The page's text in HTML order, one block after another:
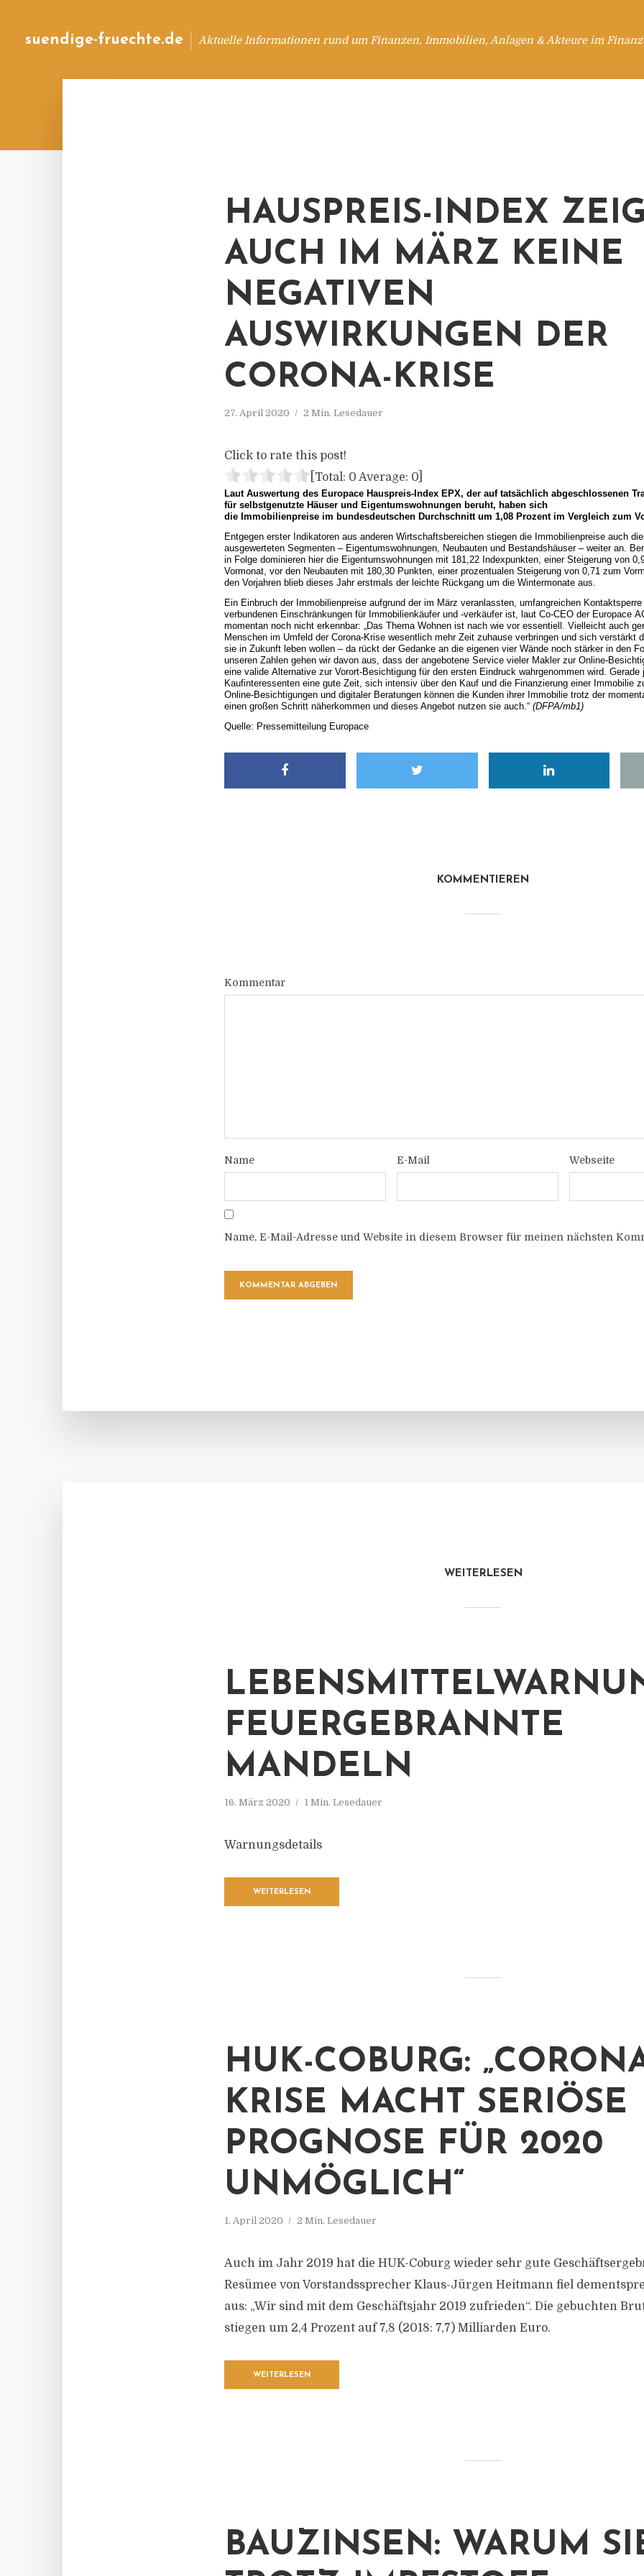
suendige-fruechte.de Aktuelle Informationen rund um Finanzen, Immobilien, Anlagen & Akteure im
HAUSPREIS-INDEX
AUCH IM MÄRZ KEINE
NEGATIVEN
AUSWIRKUNGEN DER
CORONA-KRISE
27. April 2020 2 Min. Lesedauer
Click to rate this post!
[Total: 0 Average: 0
Laut Auswertung des Europace Hauspreis-Index EPX, der auf tatsächlich abgeschlossenen
für selbstgenutzte Häuser und Eigentumswohnungen beruht, haben sich
die Immobilienpreise im bundesdeutschen Durchschnitt um 1,08 Prozent im Vergleich zum
Entgegen erster Indikatoren aus anderen Wirtschaftsbereichen stiegen die Immobilienpreise auch
ausgewerteten Segmenten – Eigentumswohnungen, Neubauten und Bestandshäuser – weiter an.
in Folge dominieren hier die Eigentumswohnungen mit 181,22 Indexpunkten, einer Steigerung von
Vormonat, vor den Neubauten mit 180,30 Punkten, einer prozentualen Steigerung von 0,71 zum
den Vorjahren blieb dieses Jahr erstmals der leichte Rückgang um die Wintermonate aus.
Ein Einbruch der Immobilienpreise aufgrund der im März veranlassten, umfangreichen
verbundenen Einschränkungen für Immobilienkäufer und -verkäufer ist, laut Co-CEO der Europace
momentan noch nicht erkennbar: „Das Thema Wohnen ist nach wie vor essentiell. Vielleicht auch
Menschen im Umfeld der Corona-Krise wesentlich mehr Zeit zuhause verbringen und sich verstärkt
sie in Zukunft leben wollen – da rückt der Gedanke an die eigenen vier Wände noch stärker in den
unseren Zahlen gehen wir davon aus, dass der angebotene Service vieler Makler zur Online-
eine valide Alternative zur Vorort-Besichtigung für den ersten Eindruck wahrgenommen wird.
Kaufinteressenten eine gute Zeit, sich intensiv über den Kauf und die Finanzierung einer Immobilie
Online-Besichtigungen und digitaler Beratungen können die Kunden ihrer Immobilie trotz der
einen großen Schritt näherkommen und dieses Angebot nutzen sie auch.“ (DFPA/mb1)
Quelle: Pressemitteilung Europace
KOMMENTIEREN
Kommentar
Name E-Mail Webseite
Name, E-Mail-Adresse und Website in diesem Browser für meinen nächsten
WEITERLESEN
FEUERGEBRANNTE
MANDELN
16. März 2020 1 Min. Lesedauer
Warnungsdetails
WEITERLESEN
HUK-COBURG:
KRISE MACHT SERIÖSE
PROGNOSE FÜR 2020
UNMÖGLICH“
1. April 2020 2 Min. Lesedauer
Auch im Jahr 2019 hat die HUK-Coburg wieder sehr gute
Resümee von Vorstandssprecher Klaus-Jürgen Heitmann fiel
aus: „Wir sind mit dem Geschäftsjahr 2019 zufrieden“. Die gebuchten
stiegen um 2,4 Prozent auf 7,8 (2018: 7,7) Milliarden Euro.
WEITERLESEN
BAUZINSEN: WARUM